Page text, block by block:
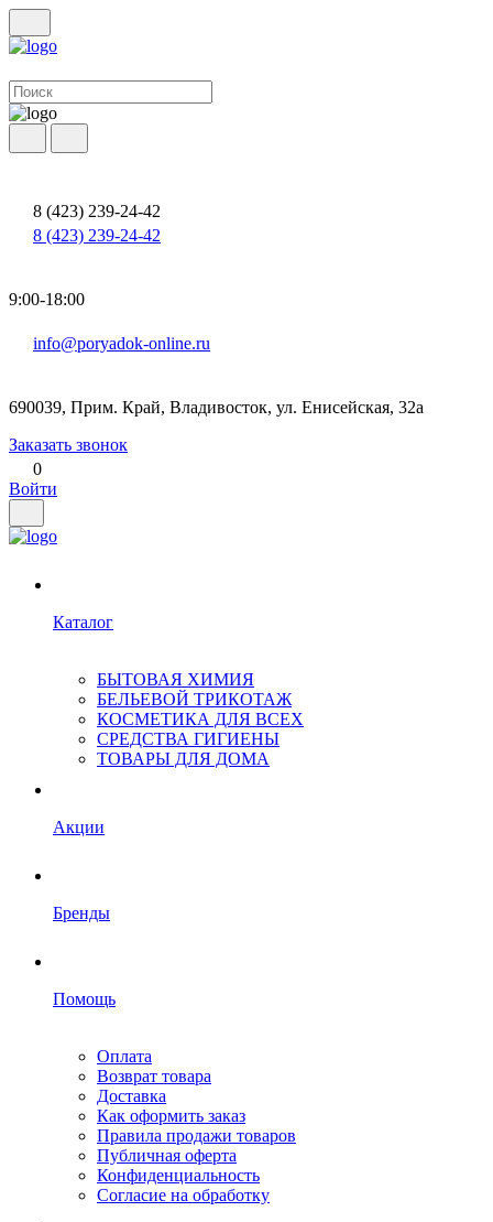
8 (423) 239-24-42
8 (423) 239-24-42
9:00-18:00
info@poryadok-online.ru
690039, Прим. Край, Владивосток, ул. Енисейская, 32а
Заказать звонок
0
Войти
Каталог
БЫТОВАЯ ХИМИЯ
БЕЛЬЕВОЙ ТРИКОТАЖ
КОСМЕТИКА ДЛЯ ВСЕХ
СРЕДСТВА ГИГИЕНЫ
ТОВАРЫ ДЛЯ ДОМА
Акции
Бренды
Помощь
Оплата
Возврат товара
Доставка
Как оформить заказ
Правила продажи товаров
Публичная оферта
Конфиденциальность
Согласие на обработку